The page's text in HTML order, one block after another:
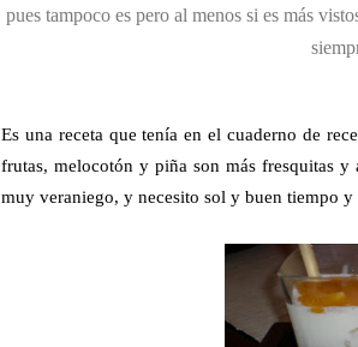
pues tampoco es pero al menos si es más
Es una receta que tenía en el cuaderno de
frutas, melocotón y piña son más fresquitas
muy veraniego, y necesito sol y buen tiempo